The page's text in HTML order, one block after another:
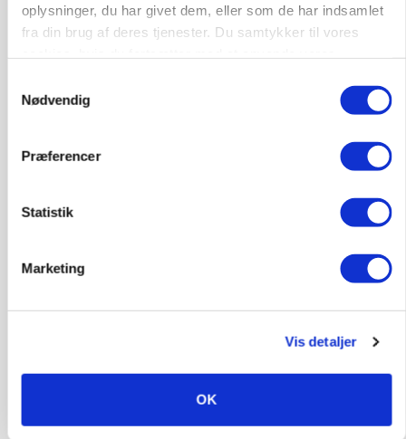
oplysninger, du har givet dem, eller som de har indsamlet
fra din brug af deres tjenester. Du samtykker til vores
Nødvendig
Præferencer
Statistik
Marketing
Vis detaljer
OK
MARKED
Russisk mælkepris dykker 23 procent
protestgruppe vil demonstrere mod ny